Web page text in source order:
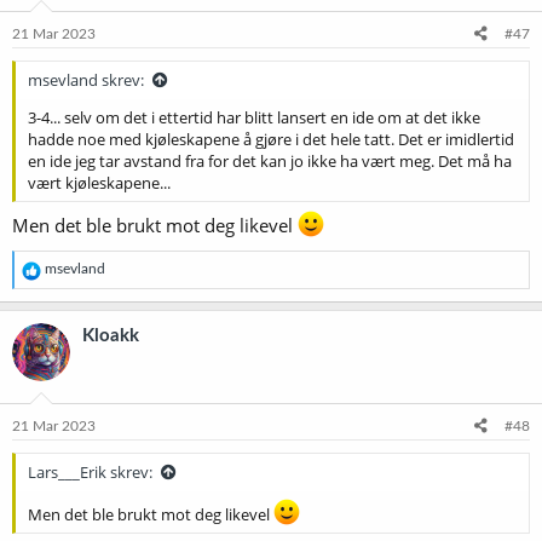
n
e
21 Mar 2023 #47
msevland skrev:
3-4... selv om det i ettertid har blitt lansert en ide om at det ikke
hadde noe med kjøleskapene å gjøre i det hele tatt. Det er imidlertid
en ide jeg tar avstand fra for det kan jo ikke ha vært meg. Det må ha
vært kjøleskapene...
Men det ble brukt mot deg likevel
R
e
a
k
s
j
o
e
msevland
Kloakk
21 Mar 2023 #48
Lars___Erik skrev:
Men det ble brukt mot deg likevel